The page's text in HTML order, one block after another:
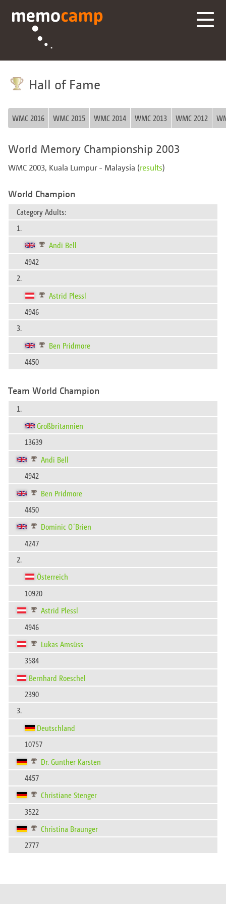
Hall of Fame
WMC 2016 WMC 2015 WMC 2014 WMC 2013 WMC 2012
World Memory Championship 2003
WMC 2003, Kuala Lumpur - Malaysia (results)
World Champion
Category Adults:
1.
Andi Bell
4942
2.
Astrid Plessl
4946
3.
Ben Pridmore
4450
Team World Champion
1.
Großbritannien
13639
Andi Bell
4942
Ben Pridmore
4450
Dominic O´Brien
4247
2.
Österreich
10920
Astrid Plessl
4946
Lukas Amsüss
3584
Bernhard Roeschel
2390
3.
Deutschland
10757
Dr. Gunther Karsten
4457
Christiane Stenger
3522
Christina Braunger
2777